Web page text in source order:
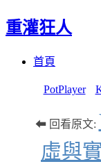
重灌狂人
首頁
PotPlayer
⬅ 回看原文:
虛與